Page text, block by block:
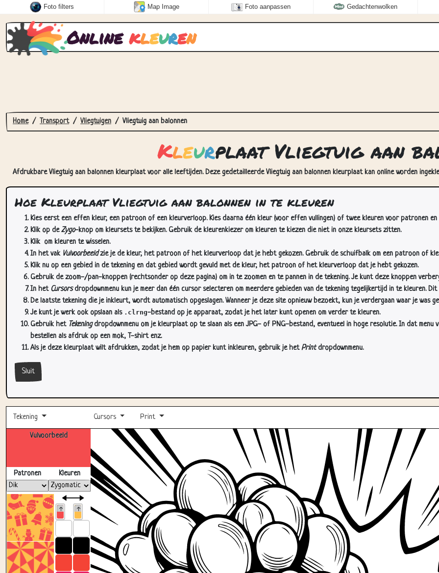
Foto filters Map Image Foto aanpassen Gedachtenwolken
Online kleuren
Home Transport Vliegtuigen Vliegtuig aan balonnen
Kleurplaat Vliegtuig aan
Afdrukbare Vliegtuig aan balonnen kleurplaat voor alle leeftijden. Deze gedetailleerde Vliegtuig aan balonnen kleurplaat kan online worden
Hoe Kleurplaat Vliegtuig aan balonnen in te kleuren
Kies eerst een effen kleur, een patroon of een kleurverloop. Kies daarna één kleur (voor effen vullingen) of twee kleuren voor patronen en
Klik op deZygo-knop om kleursets te bekijken. Gebruik de kleurenkiezer om kleuren te kiezen die niet in onze kleursets zitten.
Klik om kleuren te wisselen.
In het vak Vulvoorbeeldzie je de kleur, het patroon of het kleurverloop dat je hebt gekozen. Gebruik de schuifbalk om een patroon of
Klik nu op een gebied in de tekening en dat gebied wordt gevuld met de kleur, het patroon of het kleurverloop dat je hebt gekozen.
Gebruik de zoom-/pan-knoppen (rechtsonder op deze pagina) om in te zoomen en te pannen in de tekening. Je kunt deze knoppen
In het Cursorsdropdownmenu kun je meer dan één cursor selecteren om meerdere gebieden van de tekening tegelijkertijd in te kleuren. Dit
De laatste tekening die je inkleurt, wordt automatisch opgeslagen. Wanneer je deze site opnieuw bezoekt, kun je verdergaan waar je was
Je kunt je werk ook opslaan als .clrng-bestand op je apparaat, zodat je het later kunt openen om verder te kleuren.
Gebruik het Tekeningdropdownmenu om je kleurplaat op te slaan als een JPG- of PNG-bestand, eventueel in hoge resolutie. In dat
bestellen als afdruk op een mok, T-shirt enz.
Als je deze kleurplaat wilt afdrukken, zodat je hem op papier kunt inkleuren, gebruik je hetPrintdropdownmenu.
Sluit
Tekening Cursors Print
Vulvoorbeeld
Patronen Kleuren